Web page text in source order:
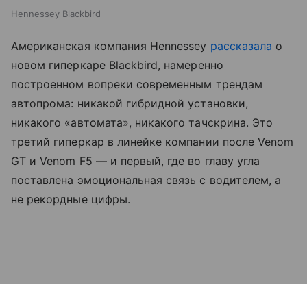
Hennessey Blackbird
Американская компания Hennessey рассказала о
новом гиперкаре Blackbird, намеренно
построенном вопреки современным трендам
автопрома: никакой гибридной установки,
никакого «автомата», никакого тачскрина. Это
третий гиперкар в линейке компании после Venom
GT и Venom F5 — и первый, где во главу угла
поставлена эмоциональная связь с водителем, а
не рекордные цифры.